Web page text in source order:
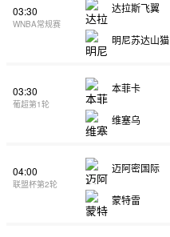
03:30
WNBA常规赛
达拉斯飞翼
明尼苏达山猫
03:30
葡超第1轮
本菲卡
维塞乌
04:00
联盟杯第2轮
迈阿密国际
蒙特雷